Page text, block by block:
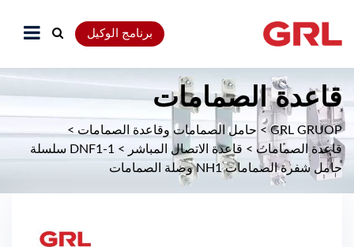
برنامج الوكيل
قاعدة الصمامات
GRL GRUOP
> حامل الصمامات وقاعدة الصمامات >
قاعدة الصمامات > قاعدة الاتصال المباشر >
DNF1-1 سلسلة
حامل شفرة الصمامات NH1 وصلة الصمامات